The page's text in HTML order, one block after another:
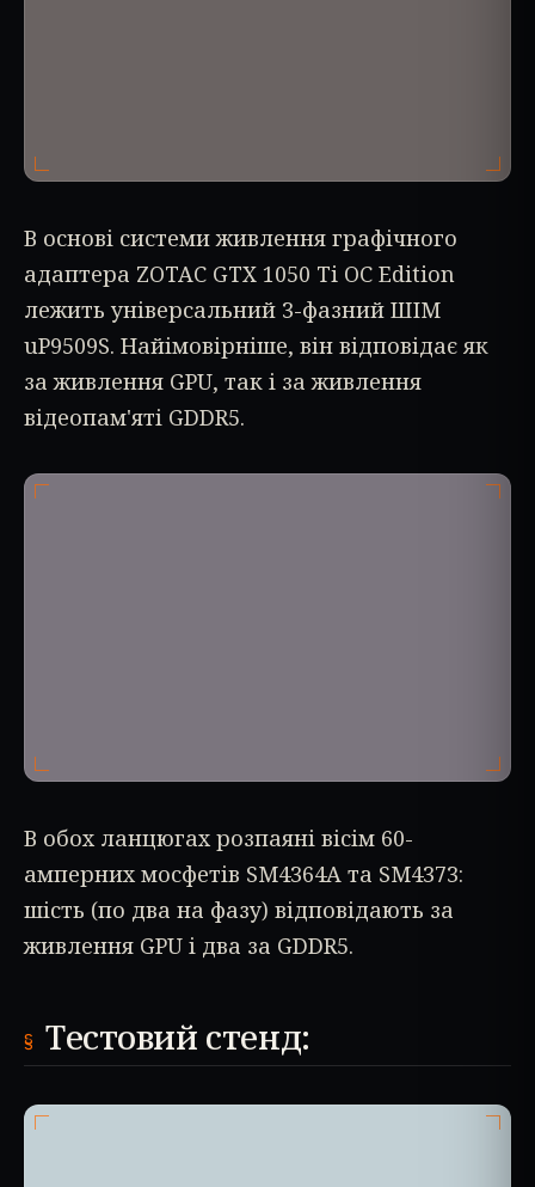
В основі системи живлення графічного
адаптера ZOTAC GTX 1050 Ti OC Edition
лежить універсальний 3-фазний ШІМ
uP9509S. Найімовірніше, він відповідає як
за живлення GPU, так і за живлення
відеопам'яті GDDR5.
В обох ланцюгах розпаяні вісім 60-
амперних мосфетів SM4364A та SM4373:
шість (по два на фазу) відповідають за
живлення GPU і два за GDDR5.
Тестовий стенд: